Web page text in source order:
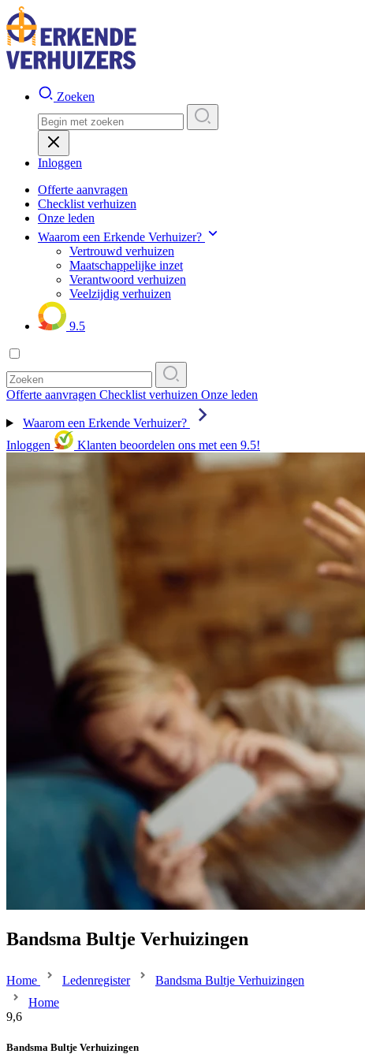
Zoeken
Inloggen
Offerte aanvragen
Checklist verhuizen
Onze leden
Waarom een Erkende Verhuizer?
Vertrouwd verhuizen
Maatschappelijke inzet
Verantwoord verhuizen
Veelzijdig verhuizen
9.5
Offerte aanvragen Checklist verhuizen Onze leden
Waarom een Erkende Verhuizer?
Inloggen
Klanten beoordelen ons met een 9.5!
Bandsma Bultje Verhuizingen
Home Ledenregister
Bandsma Bultje Verhuizingen
Home
9,6
Bandsma Bultje Verhuizingen